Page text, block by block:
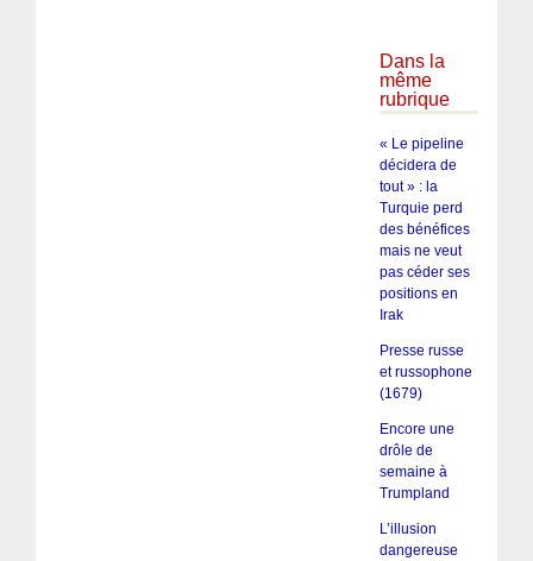
Dans la
même
rubrique
« Le pipeline
décidera de
tout » : la
Turquie perd
des bénéfices
mais ne veut
pas céder ses
positions en
Irak
Presse russe
et russophone
(1679)
Encore une
drôle de
semaine à
Trumpland
L’illusion
dangereuse